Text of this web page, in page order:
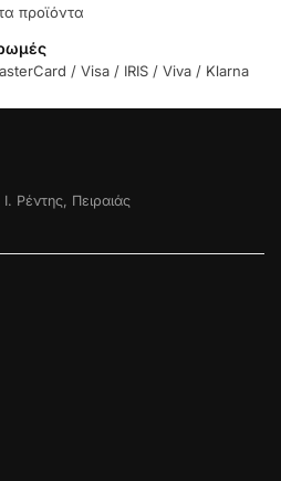
προϊόντα
/ Visa / IRIS / Viva / Klarna
Ρέντης, Πειραιάς